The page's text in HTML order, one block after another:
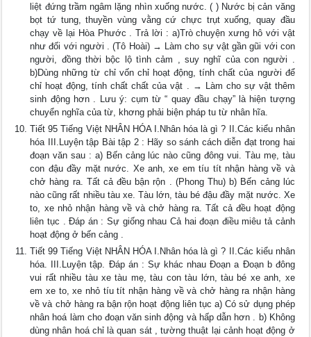
liệt đứng trầm ngâm lặng nhìn xuống nước. ( ) Nước bị cản văng
bọt tứ tung, thuyền vùng vằng cứ chực trụt xuống, quay đầu
chạy về lại Hòa Phước . Trả lời : a)Trò chuyện xưng hô với vật
như đối với người . (Tô Hoài) → Làm cho sự vật gần gũi với con
người, đồng thời bộc lộ tình cảm , suy nghĩ của con người .
b)Dùng những từ chỉ vốn chỉ hoạt động, tính chất của người để
chỉ hoạt động, tính chất chất của vật . → Làm cho sự vật thêm
sinh động hơn . Lưu ý: cụm từ “ quay đầu chạy” là hiện tượng
chuyển nghĩa của từ, khơng phải biện pháp tu từ nhân hĩa.
Tiết 95 Tiếng Việt NHÂN HÓA I.Nhân hóa là gì ? II.Các kiểu nhân
hóa III.Luyện tập Bài tập 2 : Hãy so sánh cách diễn đạt trong hai
đoạn văn sau : a) Bến cảng lúc nào cũng đông vui. Tàu mẹ, tàu
con đậu đầy mặt nước. Xe anh, xe em tíu tít nhận hàng về và
chở hàng ra. Tất cả đều bận rộn . (Phong Thu) b) Bến cảng lúc
nào cũng rất nhiều tàu xe. Tàu lớn, tàu bé đậu đầy mặt nước. Xe
to, xe nhỏ nhận hàng về và chở hàng ra. Tất cả đều hoạt động
liên tục . Đáp án : Sự giống nhau Cả hai đoạn điều miêu tả cảnh
hoạt động ở bến cảng .
Tiết 99 Tiếng Việt NHÂN HÓA I.Nhân hóa là gì ? II.Các kiểu nhân
hóa. III.Luyện tập. Đáp án : Sự khác nhau Đoạn a Đoạn b đông
vui rất nhiều tàu xe tàu mẹ, tàu con tàu lớn, tàu bé xe anh, xe
em xe to, xe nhỏ tíu tít nhận hàng về và chở hàng ra nhận hàng
về và chở hàng ra bận rộn hoạt động liên tục a) Có sử dụng phép
nhân hoá làm cho đoạn văn sinh động và hấp dẫn hơn . b) Không
dùng nhân hoá chỉ là quan sát , tường thuật lại cảnh hoạt động ở